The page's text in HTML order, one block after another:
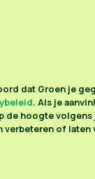
dat Groen je
. Als je
de hoogte volgens
verbeteren of laten